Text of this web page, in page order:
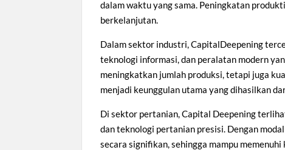
dalam waktu yang sama. Peningkatan
berkelanjutan.
Dalam sektor industri, CapitalDeepening
teknologi informasi, dan peralatan modern
meningkatkan jumlah produksi, tetapi juga
menjadi keunggulan utama yang dihasilkan
Di sektor pertanian, Capital Deepening
dan teknologi pertanian presisi. Dengan
secara signifikan, sehingga mampu